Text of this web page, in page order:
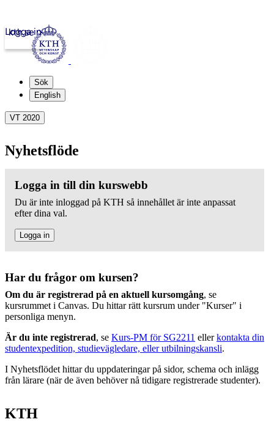
kth.se
Logga in
Sök
English
VT 2020
Nyhetsflöde
Logga in till din kurswebb
Du är inte inloggad på KTH så innehållet är inte anpassat
efter dina val.
Logga in
Har du frågor om kursen?
Om du är registrerad på en aktuell kursomgång, se
kursrummet i Canvas. Du hittar rätt kursrum under "Kurser" i
personliga menyn.
Är du inte registrerad, se Kurs-PM för SG2211 ellerkontakta din
studentexpedition, studievägledare, eller utbilningskansli.
I Nyhetsflödet hittar du uppdateringar på sidor, schema och inlägg
från lärare (när de även behöver nå tidigare registrerade studenter).
KTH